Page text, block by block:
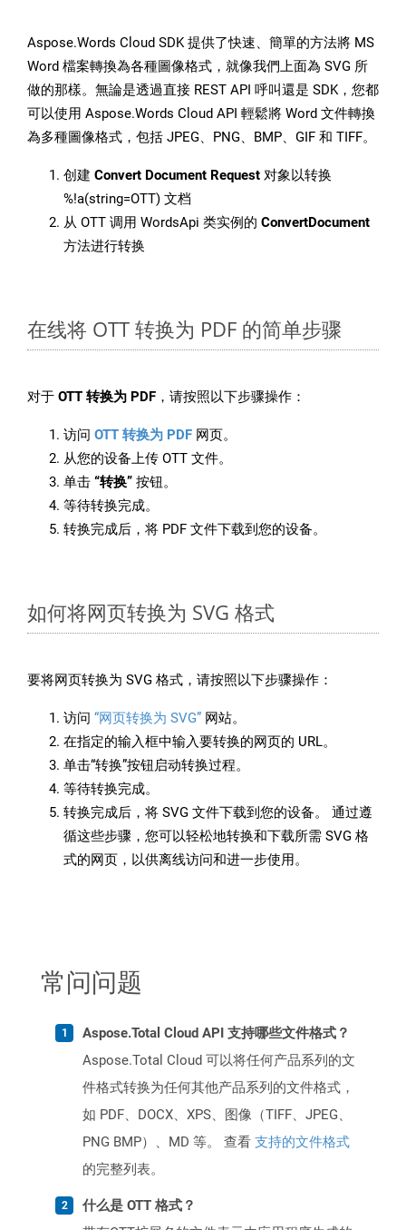
Aspose.Words Cloud SDK 提供了快速、簡單的方法將 MS
Word 檔案轉換為各種圖像格式，就像我們上面為 SVG 所
做的那樣。無論是透過直接 REST API 呼叫還是 SDK，您都
可以使用 Aspose.Words Cloud API 輕鬆將 Word 文件轉換
為多種圖像格式，包括 JPEG、PNG、BMP、GIF 和 TIFF。
创建 Convert Document Request 对象以转换
%!a(string=OTT) 文档
从 OTT 调用 WordsApi 类实例的 ConvertDocument
方法进行转换
在线将 OTT 转换为 PDF 的简单步骤
对于 OTT 转换为 PDF ，请按照以下步骤操作：
访问 OTT 转换为 PDF 网页。
从您的设备上传 OTT 文件。
单击 “转换” 按钮。
等待转换完成。
转换完成后，将 PDF 文件下载到您的设备。
如何将网页转换为 SVG 格式
要将网页转换为 SVG 格式，请按照以下步骤操作：
访问 “网页转换为 SVG” 网站。
在指定的输入框中输入要转换的网页的 URL。
单击“转换”按钮启动转换过程。
等待转换完成。
转换完成后，将 SVG 文件下载到您的设备。 通过遵
循这些步骤，您可以轻松地转换和下载所需 SVG 格
式的网页，以供离线访问和进一步使用。
常问问题
Aspose.Total Cloud API 支持哪些文件格式？
Aspose.Total Cloud 可以将任何产品系列的文
件格式转换为任何其他产品系列的文件格式，
如 PDF、DOCX、XPS、图像（TIFF、JPEG、
PNG BMP）、MD 等。 查看 支持的文件格式
的完整列表。
什么是 OTT 格式？